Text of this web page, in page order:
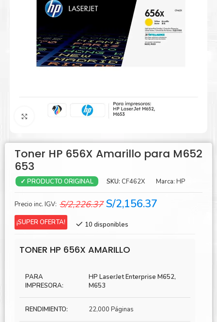
Agrandar
Toner HP 656X Amarillo para M652
653
✓ PRODUCTO ORIGINAL SKU: CF462X Marca: HP
Precio inc. IGV: S/2,226.37 El
original
S/2,226.37.
S/2,156.37
¡SUPER OFERTA! 10 disponibles
TONER HP 656X AMARILLO
PARA
IMPRESORA:
HP LaserJet Enterprise M652,
M653
RENDIMIENTO: 22,000 Páginas